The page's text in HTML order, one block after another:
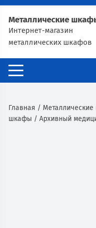
Металлические
Интернет-магазин
металлических шкафов
Главная /
шкафы / Архивный